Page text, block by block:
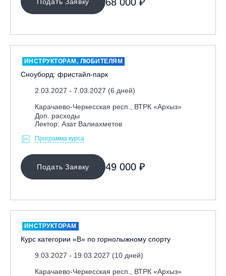
Ярославль, СП «Изгиб»
ИНСТРУКТОРАМ, ЛЮБИТЕЛЯМ
Сноуборд: фристайл-парк
2.03.2027 - 7.03.2027 (6 дней)
Карачаево-Черкесская респ., ВТРК «Архыз»
Доп. расходы
Лектор: Азат Валиахметов
Программа курса
Подать Заявку 49 000 ₽
ИНСТРУКТОРАМ
Курс категории «В» по горнолыжному спорту
9.03.2027 - 19.03.2027 (10 дней)
Карачаево-Черкесская респ., ВТРК «Архыз»